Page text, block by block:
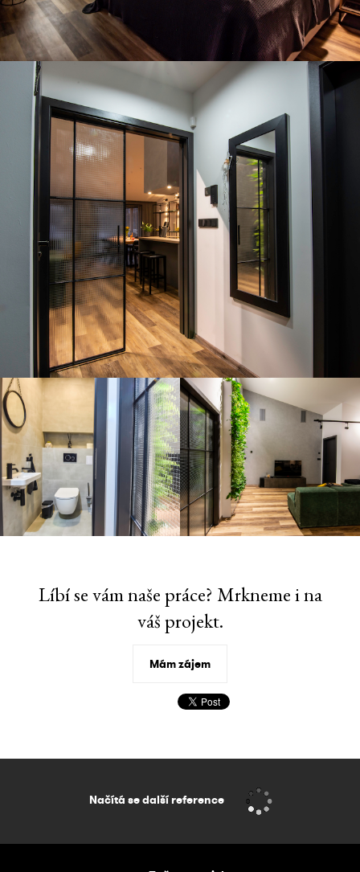
Líbí se vám naše práce? Mrkneme i na
váš projekt.
Mám zájem
Načítá se další reference